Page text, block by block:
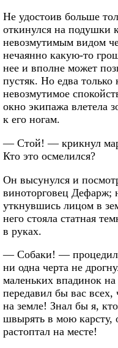
Не удостоив больше
откинулся на
невозмутимым видом
нечаянно какую-то
нее и вполне может
пустяк. Но едва только
невозмутимое
окно экипажа влетела
к его ногам.
— Стой! — крикнул
Кто это осмелился?
Он высунулся и
виноторговец Дефарж;
уткнувшись лицом в
него стояла статная
в руках.
— Собаки! — процедил
ни одна черта не
маленьких впадинок
передавил бы вас всех,
на земле! Знал бы я,
швырять в мою карсту,
растоптал на месте!